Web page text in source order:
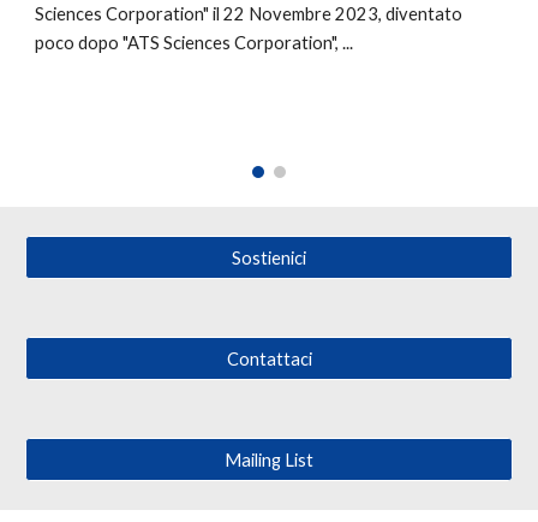
Sciences Corporation" il 22 Novembre 2023, diventato
poco dopo "ATS Sciences Corporation", ...
Sostienici
Contattaci
Mailing List